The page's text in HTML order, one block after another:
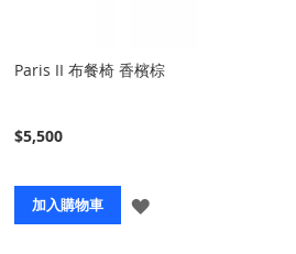
Paris II 布餐椅 香檳棕
$5,500
加入購物車
登